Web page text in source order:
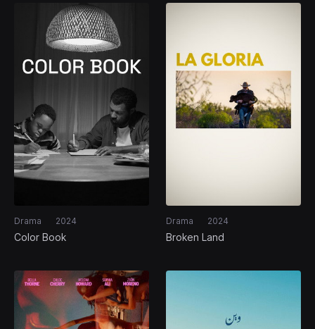
Drama 2024
Color Book
Drama 2024
Broken Land